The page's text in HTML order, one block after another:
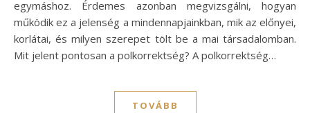
egymáshoz. Érdemes azonban megvizsgálni, hogyan
működik ez a jelenség a mindennapjainkban, mik az előnyei,
korlátai, és milyen szerepet tölt be a mai társadalomban.
Mit jelent pontosan a polkorrektség? A polkorrektség…
TOVÁBB